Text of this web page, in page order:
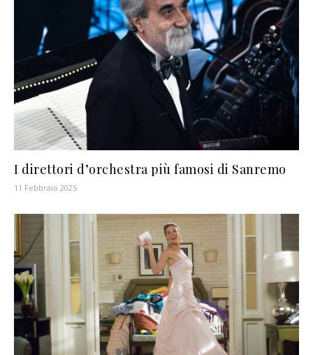
I direttori d’orchestra più famosi di Sanremo
11 Febbraio 2025